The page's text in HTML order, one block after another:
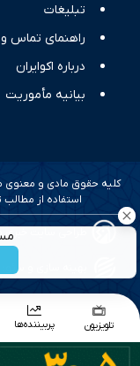
تبلیغات
راهنمای تماس
درباره اکوایران
بیانیه مأموریت
کلیه حقوق مادی و معنوی
استفاده از مطالب
طراحی سایت خبری
بهینه سازی و
طراحی گرافیک و
تلویزیون پربیننده‌ها